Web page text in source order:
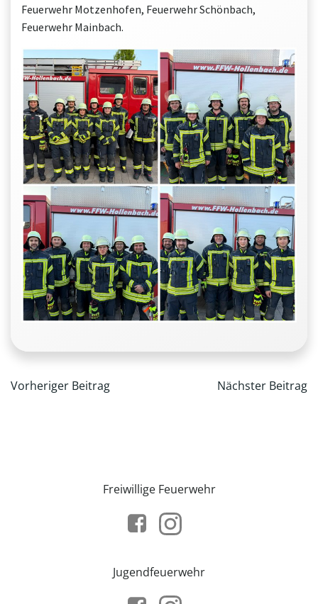
Feuerwehr Motzenhofen, Feuerwehr Schönbach,
Feuerwehr Mainbach.
Beitragsnavigation
Vorheriger Beitrag Nächster Beitrag
Freiwillige Feuerwehr
Jugendfeuerwehr